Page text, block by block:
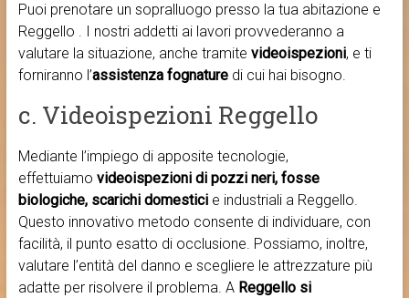
Puoi prenotare un sopralluogo presso la tua abitazione e
Reggello . I nostri addetti ai lavori provvederanno a
valutare la situazione, anche tramite videoispezioni, e ti
forniranno l’assistenza fognaturedi cui hai bisogno.
c. Videoispezioni Reggello
Mediante l’impiego di apposite tecnologie,
effettuiamo videoispezioni di pozzi neri, fosse
biologiche, scarichi domesticie industriali a Reggello.
Questo innovativo metodo consente di individuare, con
facilità, il punto esatto di occlusione. Possiamo, inoltre,
valutare l’entità del danno e scegliere le attrezzature più
adatte per risolvere il problema. A Reggello si